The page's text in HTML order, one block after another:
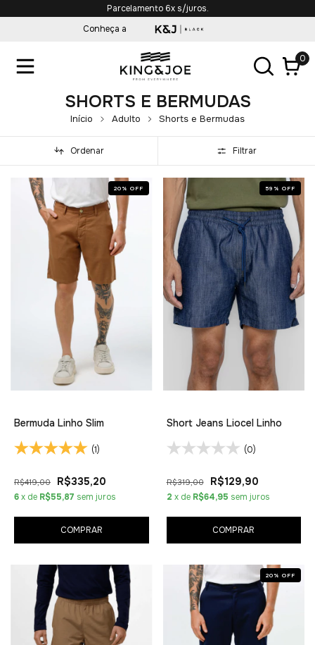
Parcelamento 6x s/juros.
Conheça a
0
SHORTS E BERMUDAS
Início Adulto Shorts e Bermudas
Ordenar Filtrar
20 % OFF
Bermuda Linho Slim
(1)
R$419,00 R$335,20
6x de R$55,87 sem juros
COMPRAR
59 % OFF
Short Jeans Liocel Linho
(0)
R$319,00 R$129,90
2 x de R$64,95 sem juros
COMPRAR
20 % OFF